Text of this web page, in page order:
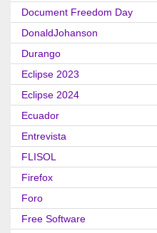
Document Freedom Day
DonaldJohanson
Durango
Eclipse 2023
Eclipse 2024
Ecuador
Entrevista
FLISOL
Firefox
Foro
Free Software